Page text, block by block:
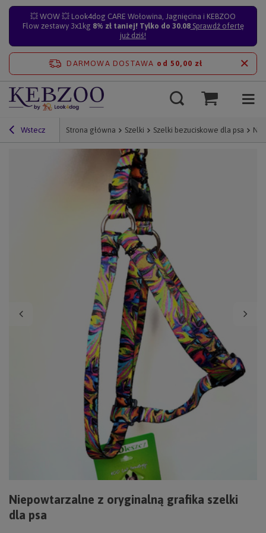
💥 WOW 💥 Look4dog CARE Wołowina, Jagnięcina i KEBZOO
Flow zestawy 3x1kg 8% zł taniej! Tylko do 30.08Sprawdź ofertę
już dziś!
DARMOWA DOSTAWA od 50,00 zł
Wstecz Strona główna Szelki Szelki bezuciskowe dla psa
Niepowtarzalne z oryginalną grafika szelki
dla psa